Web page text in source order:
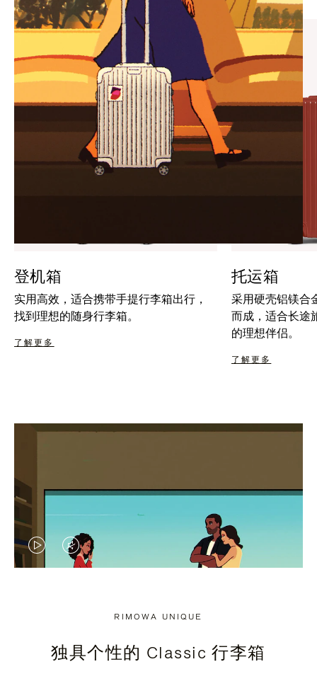
按
下
暂
点
击
按
钮
取
消
静
登机箱
实用高效，适合携带手提行李箱出行，
找到理想的随身行李箱。
了解更多
托运箱
采用硬壳铝镁合
而成，适合长途
的理想伴侣。
了解更多
视
停，
视
音，
RIMOWA UNIQUE
独具个性的 Classic 行李箱